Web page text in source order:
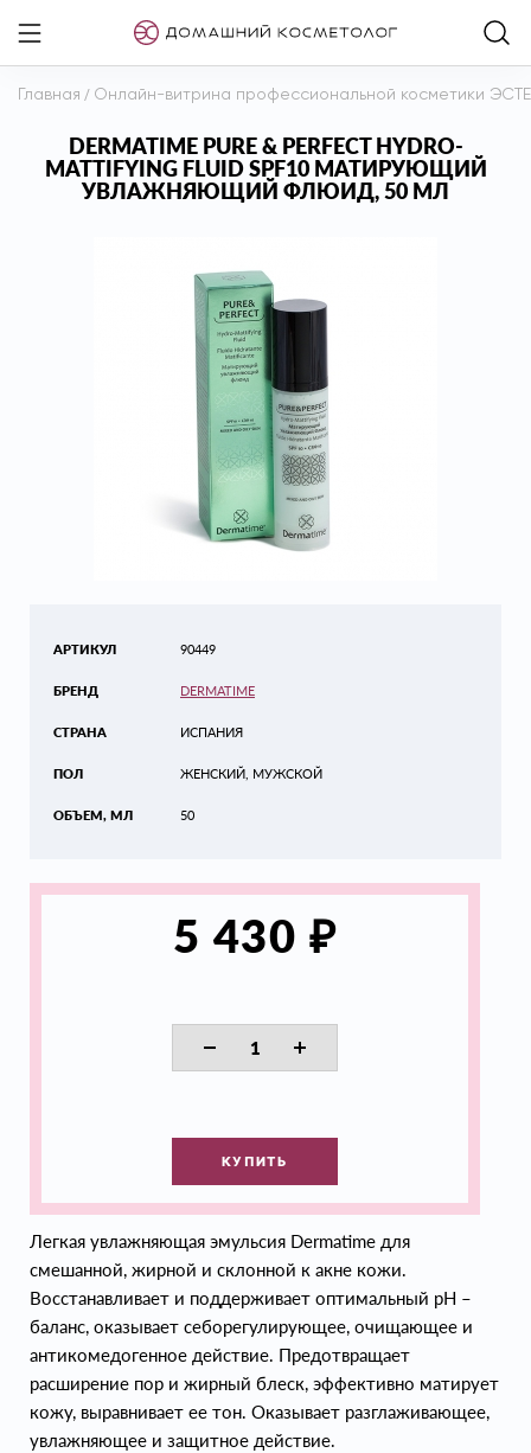
Главная / Онлайн-витрина профессиональной косметики
DERMATIME PURE & PERFECT HYDRO-
MATTIFYING FLUID SPF10 МАТИРУЮЩИЙ
УВЛАЖНЯЮЩИЙ ФЛЮИД, 50 МЛ
АРТИКУЛ
БРЕНД
СТРАНА
ПОЛ
ОБЪЕМ, МЛ
90449
DERMATIME
ИСПАНИЯ
ЖЕНСКИЙ, МУЖСКОЙ
50
5 430 ₽
КУПИТЬ
Легкая увлажняющая эмульсия Dermatime для
смешанной, жирной и склонной к акне кожи.
Восстанавливает и поддерживает оптимальный pH –
баланс, оказывает себорегулирующее, очищающее и
антикомедогенное действие. Предотвращает
расширение пор и жирный блеск, эффективно матирует
кожу, выравнивает ее тон. Оказывает разглаживающее,
увлажняющее и защитное действие.